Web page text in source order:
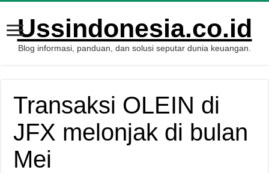
Ussindonesia.co.id
Blog informasi, panduan, dan solusi seputar dunia keuangan.
Transaksi OLEIN di
JFX melonjak di bulan
Mei